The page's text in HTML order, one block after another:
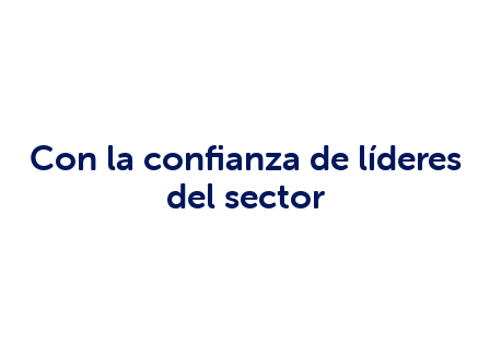
Con la confianza de líderes
del sector